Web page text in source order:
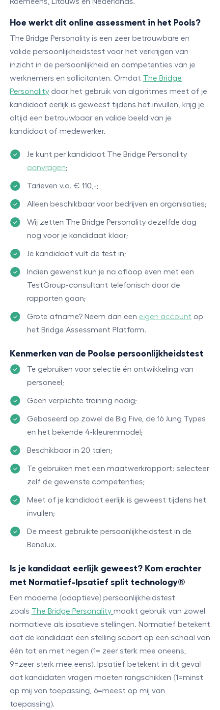
Hoe werkt dit online assessment in het Pools?
The Bridge Personality is een zeer betrouwbare en
valide persoonlijkheidstest voor het verkrijgen van
inzicht in de persoonlijkheid en competenties van je
werknemers en sollicitanten. Omdat The Bridge
Personality door het gebruik van algoritmes meet of je
kandidaat eerlijk is geweest tijdens het invullen, krijg je
altijd een betrouwbaar en valide beeld van je
kandidaat of medewerker.
Je kunt per kandidaat The Bridge Personality
aanvragen;
Tarieven v.a. € 110,-;
Alleen beschikbaar voor bedrijven en organisaties;
Wij zetten The Bridge Personality dezelfde dag
nog voor je kandidaat klaar;
Je kandidaat vult de test in;
Indien gewenst kun je na afloop even met een
TestGroup-consultant telefonisch door de
rapporten gaan;
Grote afname? Neem dan een eigen account op
het Bridge Assessment Platform.
Kenmerken van de Poolse persoonlijkheidstest
Te gebruiken voor selectie én ontwikkeling van
personeel;
Geen verplichte training nodig;
Gebaseerd op zowel de Big Five, de 16 Jung Types
en het bekende 4-kleurenmodel;
Beschikbaar in 20 talen;
Te gebruiken met een maatwerkrapport: selecteer
zelf de gewenste competenties;
Meet of je kandidaat eerlijk is geweest tijdens het
invullen;
De meest gebruikte persoonlijkheidstest in de
Benelux.
Is je kandidaat eerlijk geweest? Kom erachter
met Normatief-Ipsatief split technology®
Een moderne (adaptieve) persoonlijkheidstest
zoals The Bridge Personality maakt gebruik van zowel
normatieve als ipsatieve stellingen. Normatief betekent
dat de kandidaat een stelling scoort op een schaal van
één tot en met negen (1= zeer sterk mee oneens,
9=zeer sterk mee eens). Ipsatief betekent in dit geval
dat kandidaten vragen moeten rangschikken (1=minst
op mij van toepassing, 6=meest op mij van
toepassing).